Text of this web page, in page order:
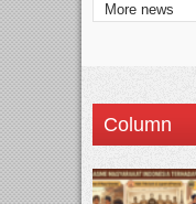
More news
Column